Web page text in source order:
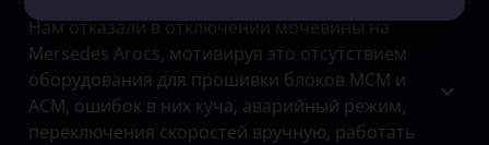
УАЗ
Нам отказали в отключении мочевины на
Mersedes Arocs, мотивируя это отсутствием
оборудования для прошивки блоков MCM и
ACM, ошибок в них куча, аварийный режим,
переключения скоростей вручную, работать